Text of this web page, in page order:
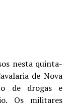
nesta quinta-
de Nova
de drogas e
Os militares